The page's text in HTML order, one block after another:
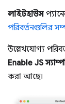
লাইটহাউস
পরিবর্তনগুলির
উল্লেখযোগ্য
Enable JS
করা আছে।